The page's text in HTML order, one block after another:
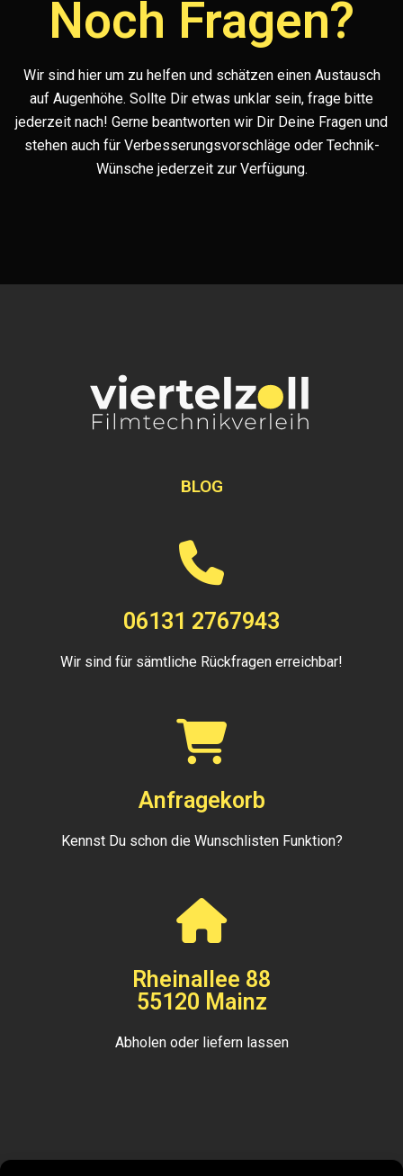
Noch Fragen?
Wir sind hier um zu helfen und schätzen einen Austausch
auf Augenhöhe. Sollte Dir etwas unklar sein, frage bitte
jederzeit nach! Gerne beantworten wir Dir Deine Fragen und
stehen auch für Verbesserungsvorschläge oder Technik-
Wünsche jederzeit zur Verfügung.
BLOG
06131 2767943
Wir sind für sämtliche Rückfragen erreichbar!
Anfragekorb
Kennst Du schon die Wunschlisten Funktion?
Rheinallee 88
55120 Mainz
Abholen oder liefern lassen